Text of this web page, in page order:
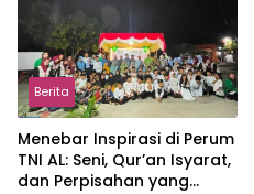
Berita
Menebar Inspirasi di Perum
TNI AL: Seni, Qur’an Isyarat,
dan Perpisahan yang